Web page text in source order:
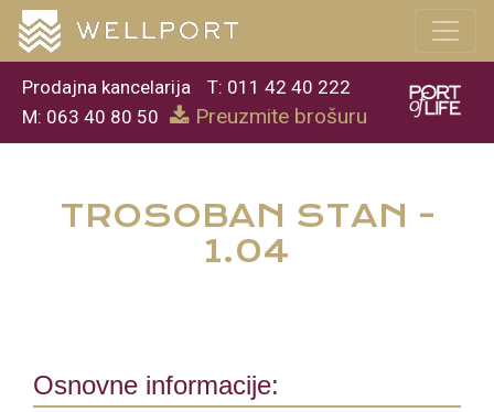
Prodajna kancelarija
T: 011 42 40 222
M: 063 40 80 50
Preuzmite brošuru
TROSOBAN STAN -
1.04
Osnovne informacije: